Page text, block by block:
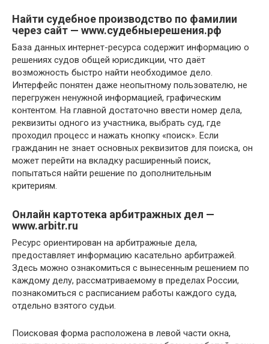
Найти судебное производство по фамилии
через сайт — www.судебныерешения.рф
База данных интернет-ресурса содержит информацию о
решениях судов общей юрисдикции, что даёт
возможность быстро найти необходимое дело.
Интерфейс понятен даже неопытному пользователю, не
перегружен ненужной информацией, графическим
контентом. На главной достаточно ввести номер дела,
реквизиты одного из участника, выбрать суд, где
проходил процесс и нажать кнопку «поиск». Если
гражданин не знает основных реквизитов для поиска, он
может перейти на вкладку расширенный поиск,
попытаться найти решение по дополнительным
критериям.
Онлайн картотека арбитражных дел —
www.arbitr.ru
Ресурс ориентирован на арбитражные дела,
предоставляет информацию касательно арбитражей.
Здесь можно ознакомиться с вынесенным решением по
каждому делу, рассматриваемому в пределах России,
познакомиться с расписанием работы каждого суда,
отдельно взятого судьи.
Поисковая форма расположена в левой части окна,